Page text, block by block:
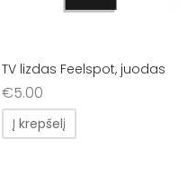
TV lizdas Feelspot, juodas
€5.00
Į krepšelį